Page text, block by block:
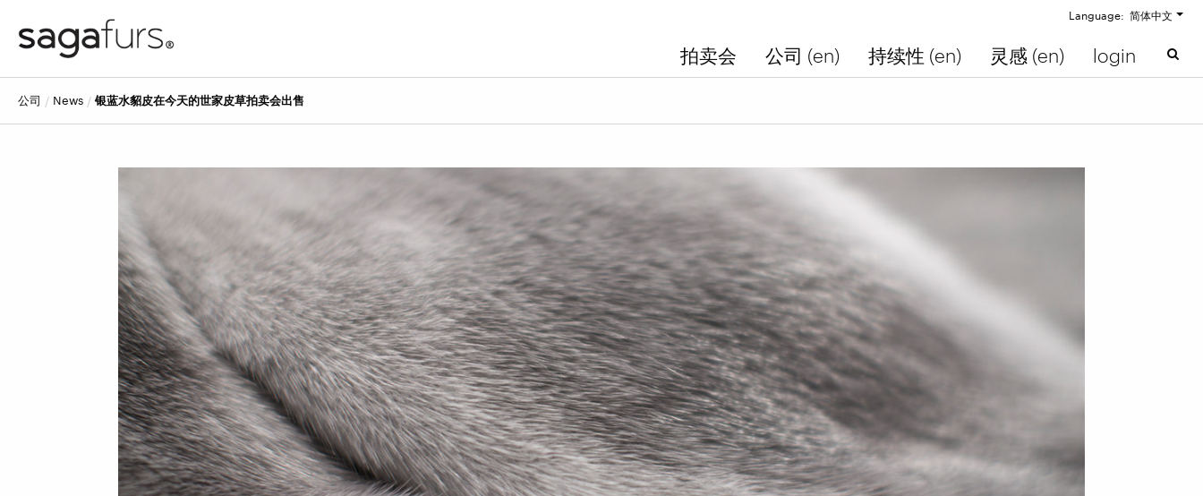
Language: 简体中文
拍卖会 公司 (en) 持续性 (en) 灵感 (en) login
公司 news 银蓝水貂皮在今天的世家皮草拍卖会出售